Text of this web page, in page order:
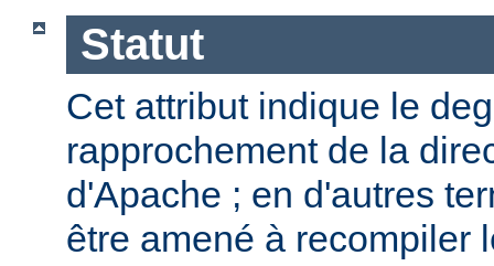
Statut
Cet attribut indique le
rapprochement de la
d'Apache ; en d'autres
être amené à recompiler